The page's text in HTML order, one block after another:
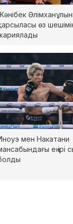
өз
мен Накатани
ең ірі